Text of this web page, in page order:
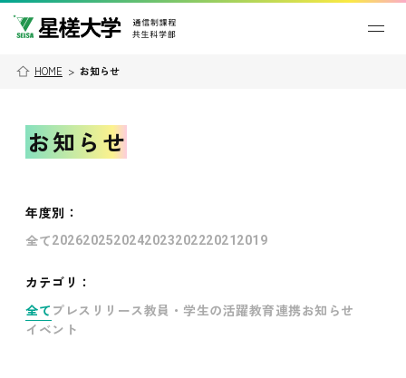
HOME > お知らせ
お知らせ
年度別 ：
全て202620252024202320222021 2019
カテゴリ：
全て プレスリリース教員・学生の活躍教育連携お知らせ
イベント